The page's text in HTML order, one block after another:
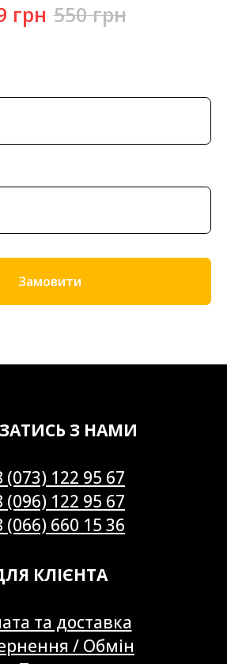
грн 550 грн
Замовити
З НАМИ
(073) 122 95 67
(096) 122 95 67
(066) 660 15 36
КЛІЄНТА
та доставка
/ Обмін